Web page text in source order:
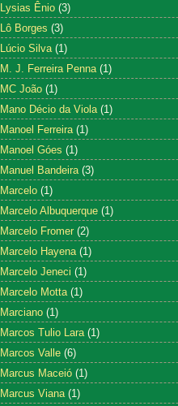
Lysias Ênio (3)
Lô Borges (3)
Lúcio Silva (1)
M. J. Ferreira Penna (1)
MC João (1)
Mano Décio da Viola (1)
Manoel Ferreira (1)
Manoel Góes (1)
Manuel Bandeira (3)
Marcelo (1)
Marcelo Albuquerque (1)
Marcelo Fromer (2)
Marcelo Hayena (1)
Marcelo Jeneci (1)
Marcelo Motta (1)
Marciano (1)
Marcos Tulio Lara (1)
Marcos Valle (6)
Marcus Maceió (1)
Marcus Viana (1)